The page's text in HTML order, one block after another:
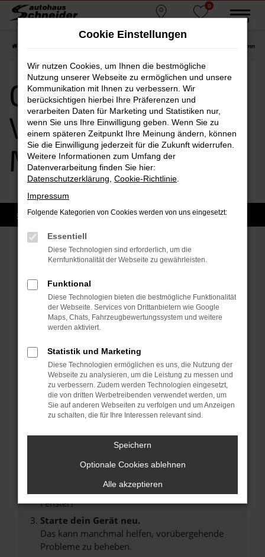
Zum
0
MENÜ
CUPRA Vorführwagen Mühldorf am Inn
CUPRA
Vorführwagen
Mühldorf am Inn
Sofort verfügbare Modelle
Fehler: Network Error
Beim Laden ist ein Fehler aufgetreten.
Hier sind ein paar Tipps, die dir helfen können:
Überprüfe deine Firewall und deine
Internetverbindung.
Laden andere Webseiten, zum Beispiel deine
Suchmaschine?
Prüfe deine Browsererweiterungen.
Manche Erweiterungen, wie Werbeblocker,
können das Laden bestimmter Seiten
anderen Browser oder in einem privaten
Fenster?
Starte dein Gerät neu.
Das kann manchmal helfen, vorübergehende
Probleme zu beheben.
Cookie Einstellungen
Wir nutzen Cookies, um Ihnen die bestmögliche
Nutzung unserer Webseite zu ermöglichen und unsere
Kommunikation mit Ihnen zu verbessern. Wir
berücksichtigen hierbei Ihre Präferenzen und
verarbeiten Daten für Marketing und Statistiken nur,
wenn Sie uns Ihre Einwilligung geben. Wenn Sie zu
einem späteren Zeitpunkt Ihre Meinung ändern, können
Sie die Einwilligung jederzeit für die Zukunft widerrufen.
Weitere Informationen zum Umfang der
Datenverarbeitung finden Sie hier:
Datenschutzerklärung Cookie-Richtlinie
Impressum
Folgende Kategorien von Cookies werden von uns eingesetzt:
Essentiell
Diese Technologien sind erforderlich, um die
Kernfunktionalität der Webseite zu gewährleisten.
Funktional
Diese Technologien bieten die bestmögliche Funktionalität
der Webseite. Services von Drittanbietern wie Google
Maps, Chats, Fahrzeugbewertungssystem und weitere
werden aktiviert.
Statistik und Marketing
Diese Technologien ermöglichen es uns, die Nutzung der
Webseite zu analysieren, um die Leistung zu messen und
zu verbessern. Zudem werden Technologien eingesetzt,
die von dritten Werbetreibenden verwendet werden, um
Sie auf anderen Webseiten zu verfolgen und um Anzeigen
zu schalten, die für Ihre Interessen relevant sind.
Speichern
Optionale Cookies ablehnen
Alle akzeptieren